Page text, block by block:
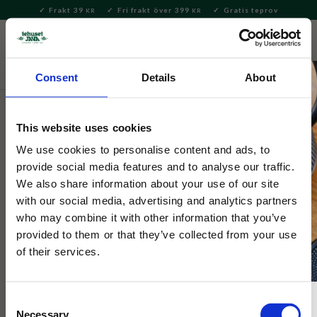
Consent Details About
This website uses cookies
We use cookies to personalise content and ads, to
provide social media features and to analyse our traffic.
We also share information about your use of our site
with our social media, advertising and analytics partners
who may combine it with other information that you’ve
provided to them or that they’ve collected from your use
of their services.
Necessary
Meny
Frakt 39 KR Fri frakt över 399 KR Gratis teprov
Bryggning & Tillbehör
Selected by Tehuset Java
Tehuva Blackthorn
Tehuva i 100 % mjukaste bomull från märket Ulster & Weaver.